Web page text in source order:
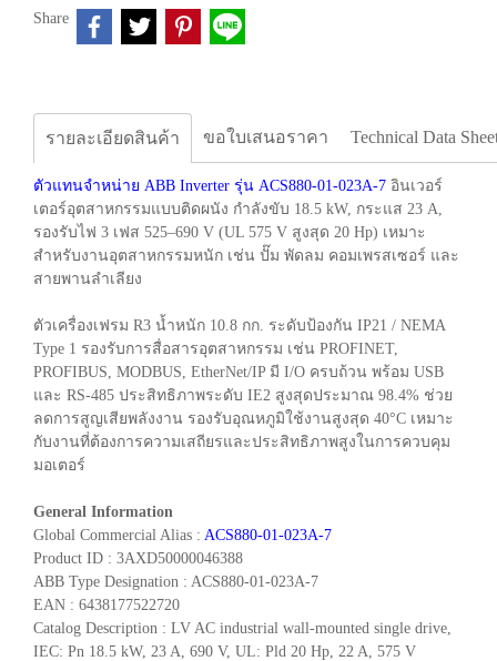
Share
รายละเอียดสินค้า ขอใบเสนอราคา Technical Data
ตัวแทนจำหน่าย ABB Inverter รุ่น ACS880-01-023A-7 อินเวอร์
เตอร์อุตสาหกรรมแบบติดผนัง กำลังขับ 18.5 kW, กระแส 23 A,
รองรับไฟ 3 เฟส 525–690 V (UL 575 V สูงสุด 20 Hp) เหมาะ
สำหรับงานอุตสาหกรรมหนัก เช่น ปั๊ม พัดลม คอมเพรสเซอร์ และ
สายพานลำเลียง
ตัวเครื่องเฟรม R3 น้ำหนัก 10.8 กก. ระดับป้องกัน IP21 / NEMA
Type 1 รองรับการสื่อสารอุตสาหกรรม เช่น PROFINET,
PROFIBUS, MODBUS, EtherNet/IP มี I/O ครบถ้วน พร้อม USB
และ RS-485 ประสิทธิภาพระดับ IE2 สูงสุดประมาณ 98.4% ช่วย
ลดการสูญเสียพลังงาน รองรับอุณหภูมิใช้งานสูงสุด 40°C เหมาะ
กับงานที่ต้องการความเสถียรและประสิทธิภาพสูงในการควบคุม
มอเตอร์
General Information
Global Commercial Alias : ACS880-01-023A-7
Product ID : 3AXD50000046388
ABB Type Designation : ACS880-01-023A-7
EAN : 6438177522720
Catalog Description : LV AC industrial wall-mounted single drive,
IEC: Pn 18.5 kW, 23 A, 690 V, UL: Pld 20 Hp, 22 A, 575 V